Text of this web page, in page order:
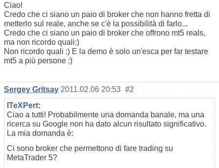
Ciao!
Credo che ci siano un paio di broker che non hanno fretta di
metterlo sul reale, anche se c'è la possibilità di farlo...
Credo che ci siano un paio di broker che offrono mt5 reals,
ma non ricordo quali:)
Non ricordo quali :) E la demo è solo un'esca per far testare
mt5 a più persone :)
Sergey Gritsay 2011.02.06 20:53 #2
ITeXPert:
Ciao a tutti! Probabilmente una domanda banale, ma una
ricerca su Google non ha dato alcun risultato significativo.
La mia domanda è:
Ci sono broker che permettono di fare trading su
MetaTrader 5?